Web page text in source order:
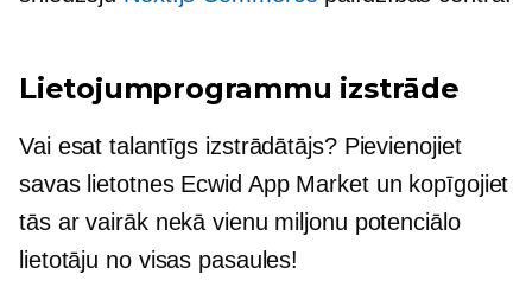
Lietojumprogrammu izstrāde
Vai esat talantīgs izstrādātājs? Pievienojiet
savas lietotnes Ecwid App Market un kopīgojiet
tās ar vairāk nekā vienu miljonu potenciālo
lietotāju no visas pasaules!